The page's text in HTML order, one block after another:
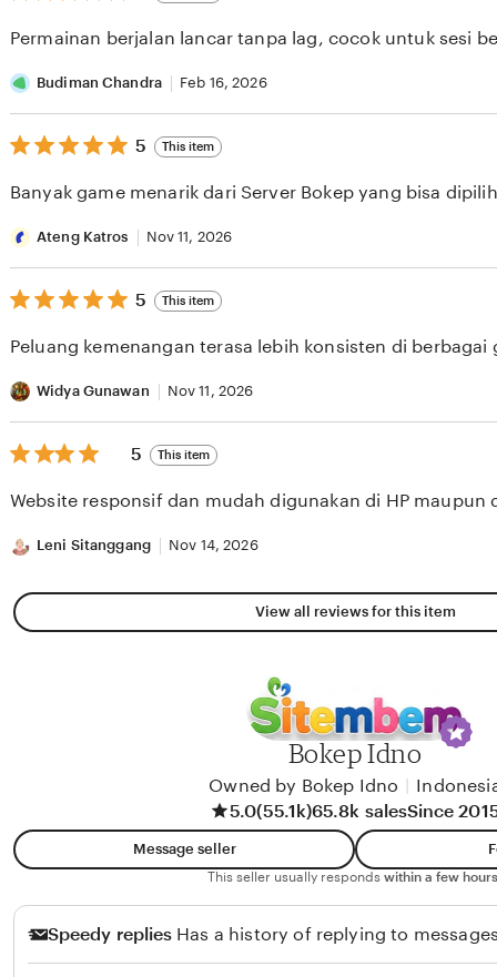
out
5
Permainan berjalan lancar tanpa lag, cocok untuk sesi
Budiman Chandra Feb 16, 2026
5
out
5
5 This item
Banyak game menarik dari Server Bokep yang bisa
Ateng Katros Nov 11, 2026
5
out
5
5 This item
Peluang kemenangan terasa lebih konsisten di berbagai
Widya Gunawan Nov 11, 2026
5
out
5
5 This item
Website responsif dan mudah digunakan di HP maupun
Leni Sitanggang Nov 14, 2026
View all reviews for this item
Bokep Idno
Owned by Bokep Idno
5.0(55.1k)65.8k salesSince
Message seller
This seller usually responds within a few
Speedy replies Has a history of replying to